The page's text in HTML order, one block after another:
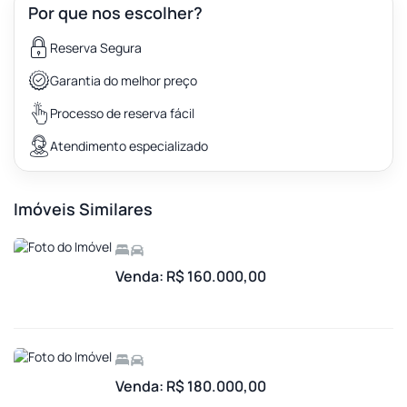
Por que nos escolher?
Reserva Segura
Garantia do melhor preço
Processo de reserva fácil
Atendimento especializado
Imóveis Similares
Venda: R$ 160.000,00
Venda: R$ 180.000,00